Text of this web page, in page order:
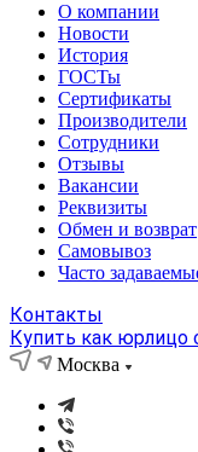
О компании
Новости
История
ГОСТы
Сертификаты
Производители
Сотрудники
Отзывы
Вакансии
Реквизиты
Обмен и возврат
Самовывоз
Часто
Контакты
Купить как юрлицо
Москва